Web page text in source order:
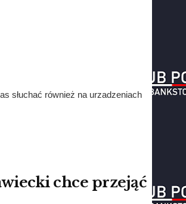
słuchać również na urzadzeniach
chce przejąć